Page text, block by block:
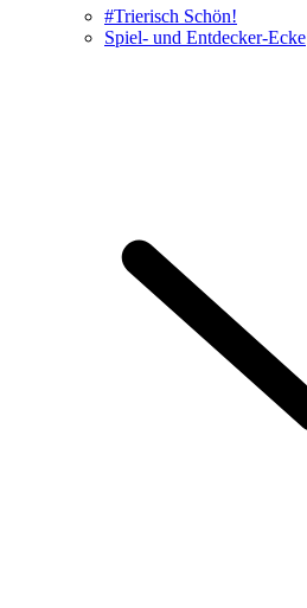
#Trierisch Schön!
Spiel- und Entdecker-Ecke